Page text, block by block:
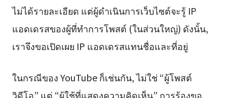
ไม่ได้รายละเอียด แต่ผู้ดำเนินการเว็บไซต์จะรู้ IP
แอดเดรสของผู้ที่ทำการโพสต์ (ในส่วนใหญ่) ดังนั้น,
เราจึงขอเปิดเผย IP แอดเดรสแทนชื่อและที่อยู่
ในกรณีของ YouTube ก็เช่นกัน, ไม่ใช่ “ผู้โพสต์
วิดีโอ” แต่ “ผู้ใช้ที่แสดงความคิดเห็น” การร้องขอ